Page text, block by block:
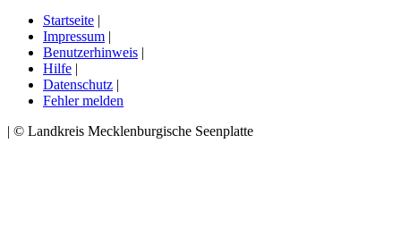
Startseite |
Impressum |
Benutzerhinweis |
Hilfe |
Datenschutz |
Fehler melden
| © Landkreis Mecklenburgische Seenplatte